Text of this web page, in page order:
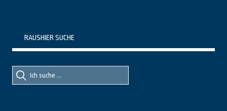
RAUSHIER SUCHE
Suche
nach::
Suche
nach: